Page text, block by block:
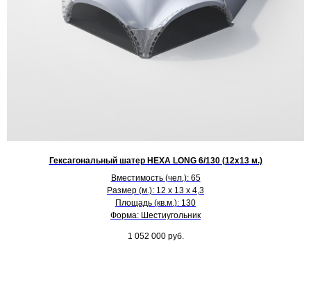
Гексагональный шатер HEXA LONG 6/130 (12х13 м.)
Вместимость (чел.): 65
Размер (м.): 12 х 13 х 4,3
Площадь (кв.м.): 130
Форма: Шестиугольник
1 052 000 руб.